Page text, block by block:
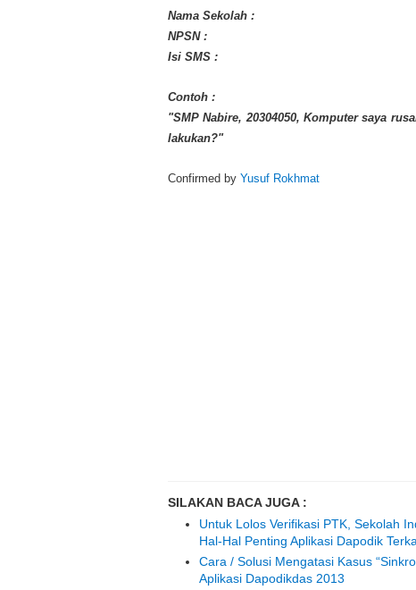
Nama Sekolah :
NPSN :
Isi SMS :
Contoh :
"SMP Nabire, 20304050, Komputer saya
lakukan?"
Confirmed by Yusuf Rokhmat
SILAKAN BACA JUGA :
Untuk Lolos Verifikasi PTK, Sekolah
Hal-Hal Penting Aplikasi Dapodik
Cara / Solusi Mengatasi Kasus
Aplikasi Dapodikdas 2013